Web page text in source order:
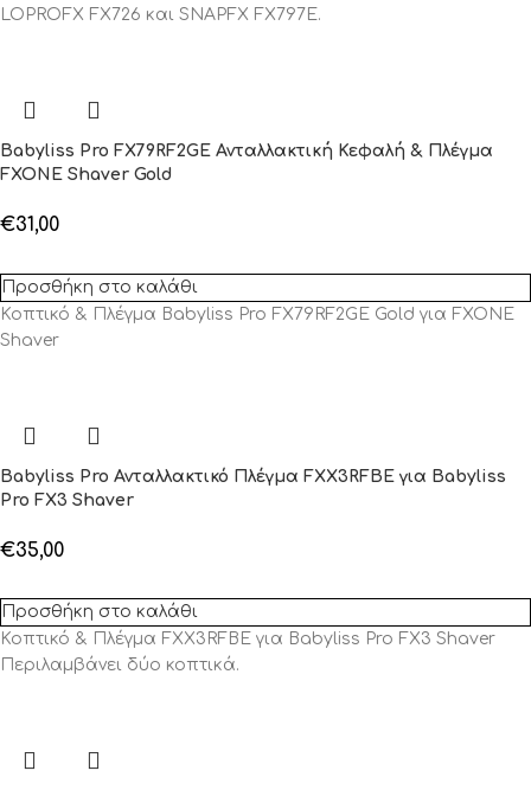
LOPROFX FX726 και SNAPFX FX797E.
Babyliss Pro FX79RF2GE Ανταλλακτική Κεφαλή & Πλέγμα
FXONE Shaver Gold
€31,00
Προσθήκη στο καλάθι
Κοπτικό & Πλέγμα Babyliss Pro FX79RF2GE Gold για FXONE
Shaver
Babyliss Pro Ανταλλακτικό Πλέγμα FXX3RFBE για Babyliss
Pro FX3 Shaver
€35,00
Προσθήκη στο καλάθι
Κοπτικό & Πλέγμα FXX3RFBE για Babyliss Pro FX3 Shaver
Περιλαμβάνει δύο κοπτικά.